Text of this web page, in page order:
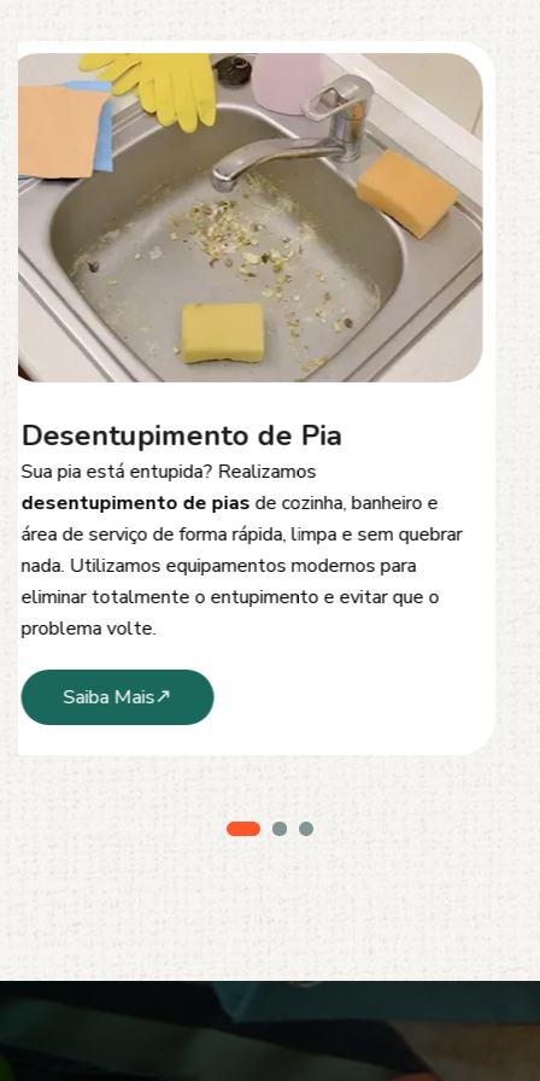
Desentupimento de Esgoto
Problemas comentupimento de esgoto
Oferecemos soluções rápidas e eficientes para
desobstrução de redes de esgoto, caixas de
inspeção e tubulações. Utilizamos equipamentos
modernos e técnicas seguras que garantem um
serviço limpo, ágil e sem danos à estrutura.
Saiba Mais